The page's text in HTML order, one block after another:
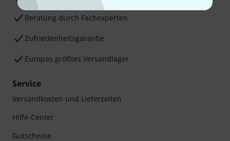
Beratung durch Fachexperten
Zufriedenheitsgarantie
Europas größtes Versandlager
Service
Versandkosten und Lieferzeiten
Hilfe-Center
Gutscheine